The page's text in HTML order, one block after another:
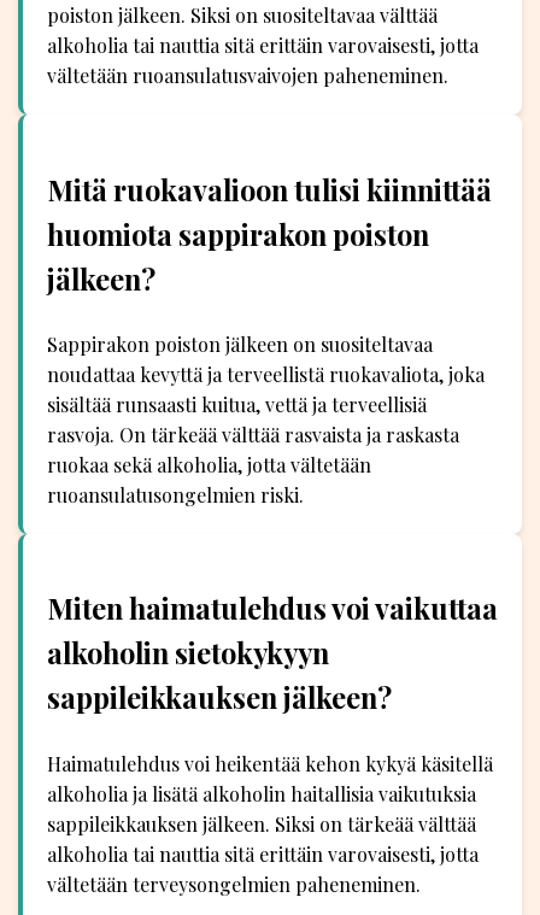
poiston jälkeen. Siksi on suositeltavaa välttää
alkoholia tai nauttia sitä erittäin varovaisesti, jotta
vältetään ruoansulatusvaivojen paheneminen.
Mitä ruokavalioon tulisi kiinnittää
huomiota sappirakon poiston
jälkeen?
Sappirakon poiston jälkeen on suositeltavaa
noudattaa kevyttä ja terveellistä ruokavaliota, joka
sisältää runsaasti kuitua, vettä ja terveellisiä
rasvoja. On tärkeää välttää rasvaista ja raskasta
ruokaa sekä alkoholia, jotta vältetään
ruoansulatusongelmien riski.
Miten haimatulehdus voi vaikuttaa
alkoholin sietokykyyn
sappileikkauksen jälkeen?
Haimatulehdus voi heikentää kehon kykyä käsitellä
alkoholia ja lisätä alkoholin haitallisia vaikutuksia
sappileikkauksen jälkeen. Siksi on tärkeää välttää
alkoholia tai nauttia sitä erittäin varovaisesti, jotta
vältetään terveysongelmien paheneminen.